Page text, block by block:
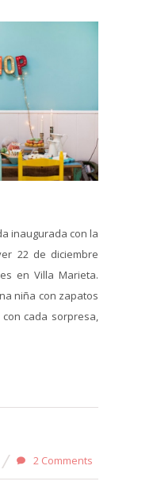
inaugurada con la
22 de diciembre
en Villa Marieta.
niña con zapatos
cada sorpresa,
2 Comments